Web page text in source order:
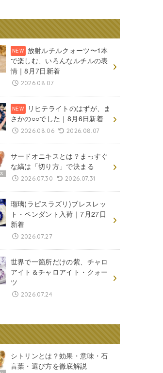
放射ルチルクォーツ〜1本
で楽しむ、いろんなルチルの表
情｜8月7日新着
2026.08.07
リヒテライトのはずが、ま
さかの○○でした｜8月6日新着
2026.08.06 2026.08.07
サードオニキスとは？まっすぐ
な縞は「切り方」で決まる
2026.07.30 2026.07.31
瑠璃(ラピスラズリ)ブレスレッ
ト・ペンダント入荷｜7月27日
新着
2026.07.27
世界で一箇所だけの紫、チャロ
アイト＆チャロアイト・クォー
ツ
2026.07.24
シトリンとは？効果・意味・石
言葉・選び方を徹底解説